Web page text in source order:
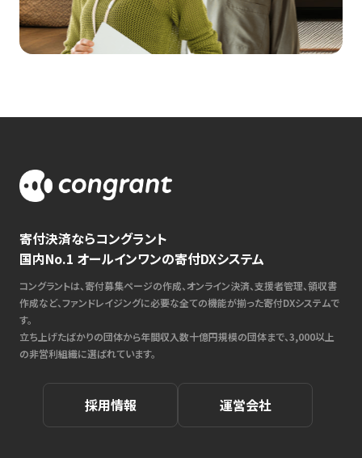
寄付決済ならコングラント
国内No.1 オールインワンの寄付DXシステム
コングラントは、寄付募集ページの作成、オンライン決済、支援者管理、領収書
作成など、ファンドレイジングに必要な全ての機能が揃った寄付DXシステムで
す。
立ち上げたばかりの団体から年間収入数十億円規模の団体まで、3,000以上
の非営利組織に選ばれています。
採用情報 運営会社